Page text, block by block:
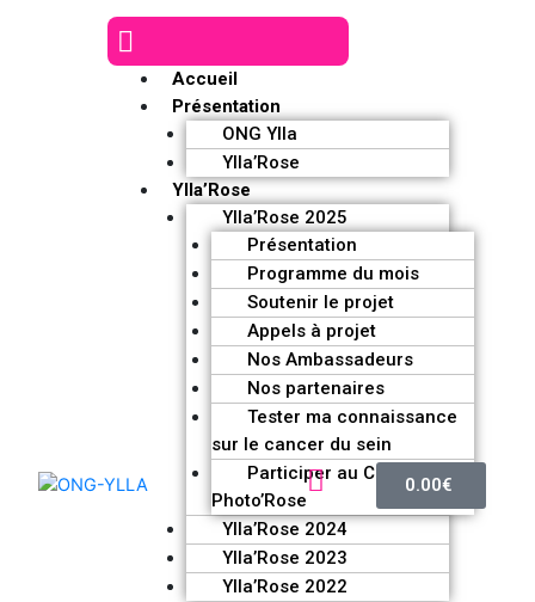
Accueil
Présentation
ONG Ylla
Ylla’Rose
Ylla’Rose
Ylla’Rose 2025
Présentation
Programme du mois
Soutenir le projet
Appels à projet
Nos Ambassadeurs
Nos partenaires
Tester ma connaissance
sur le cancer du sein
Participer au Challenge
Photo’Rose
Ylla’Rose 2024
Ylla’Rose 2023
Ylla’Rose 2022
0.00€